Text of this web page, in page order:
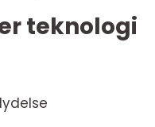
teknologi